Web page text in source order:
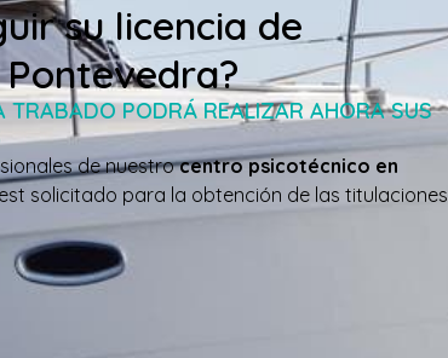
su licencia de
TRABADO PODRÁ REALIZAR AHORA SUS
de nuestrocentro psicotécnico en
solicitado para la obtención de las titulaciones